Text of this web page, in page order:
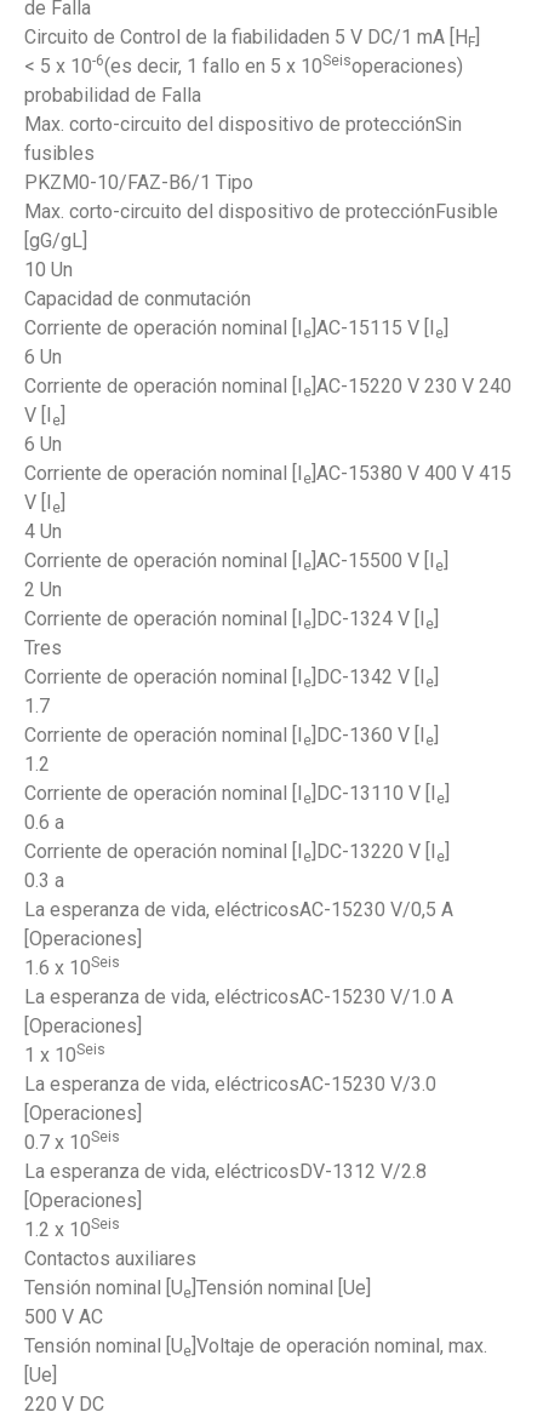
de Falla
Circuito de Control de la fiabilidaden 5 V DC/1 mA [H F
< 5 x 10-6(es decir, 1 fallo en 5 x 10Seisoperaciones)
probabilidad de Falla
Max. corto-circuito del dispositivo de protecciónSin
fusibles
PKZM0-10/FAZ-B6/1 Tipo
Max. corto-circuito del dispositivo de protecciónFusible
[gG/gL]
10 Un
Capacidad de conmutación
Corriente de operación nominal [I
e ]AC-15115 V [I e
6 Un
Corriente de operación nominal [I
e ]AC-15220 V 230 V 240
V [I
e
6 Un
Corriente de operación nominal [I
e ]AC-15380 V 400 V 415
V [I
e
4 Un
Corriente de operación nominal [I
e ]AC-15500 V [I e
2 Un
Corriente de operación nominal [I
e ]DC-1324 V [I e
Tres
Corriente de operación nominal [I
e ]DC-1342 V [I e
1.7
Corriente de operación nominal [I
e ]DC-1360 V [I e
1.2
Corriente de operación nominal [I
e ]DC-13110 V [I e
0.6 a
Corriente de operación nominal [I
e ]DC-13220 V [I e
0.3 a
La esperanza de vida, eléctricosAC-15230 V/0,5 A
[Operaciones]
1.6 x 10Seis
La esperanza de vida, eléctricosAC-15230 V/1.0 A
[Operaciones]
1 x 10Seis
La esperanza de vida, eléctricosAC-15230 V/3.0
[Operaciones]
0.7 x 10Seis
La esperanza de vida, eléctricosDV-1312 V/2.8
[Operaciones]
1.2 x 10Seis
Contactos auxiliares
Tensión nominal [Ue ]Tensión nominal [Ue]
500 V AC
Tensión nominal [Ue ]Voltaje de operación nominal, max.
[Ue]
220 V DC